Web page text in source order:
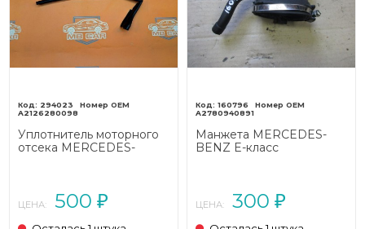
294023
A2126280098
Уплотнитель моторного
отсека MERCEDES-
ЦЕНА: 500 ₽
160796
A2780940891
Манжета MERCEDES-
BENZ E-класс
ЦЕНА: 300 ₽